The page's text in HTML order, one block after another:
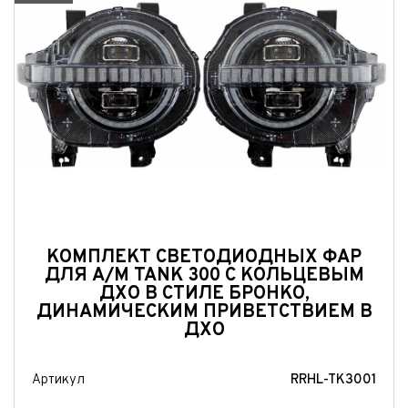
КОМПЛЕКТ СВЕТОДИОДНЫХ ФАР
ДЛЯ А/М TANK 300 С КОЛЬЦЕВЫМ
ДХО В СТИЛЕ БРОНКО,
ДИНАМИЧЕСКИМ ПРИВЕТСТВИЕМ В
ДХО
Артикул RRHL-TK3001
условиясоглашенияоб обработке персональных данных
Отправить
владельцев
условия соглашенияоб обработке персональных данных
условиясоглашенияоб обработке персональных данных
Отправить